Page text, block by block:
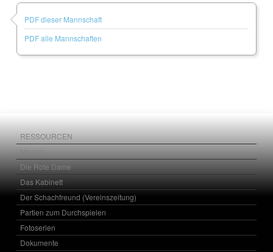
PDF dieser Mannschaft
PDF alle Mannschaften
RESSOURCEN
Die Rote Dame
Das Kabinett
Der Schachfreund (Vereinszeitung)
Partien zum Durchspielen
Fotoserien
Dokumente